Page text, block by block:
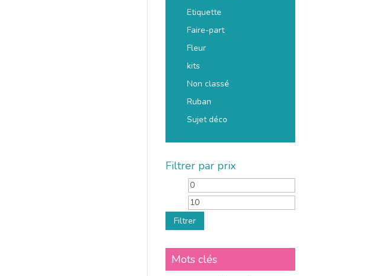
Etiquette
Faire-part
Fleur
kits
Non classé
Ruban
Sujet déco
Filtrer par prix
Filtrer
Mots clés